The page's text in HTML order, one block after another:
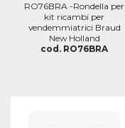
RO76BRA -Rondella per
kit ricambi per
vendemmiatrici Braud
New Holland
cod. RO76BRA